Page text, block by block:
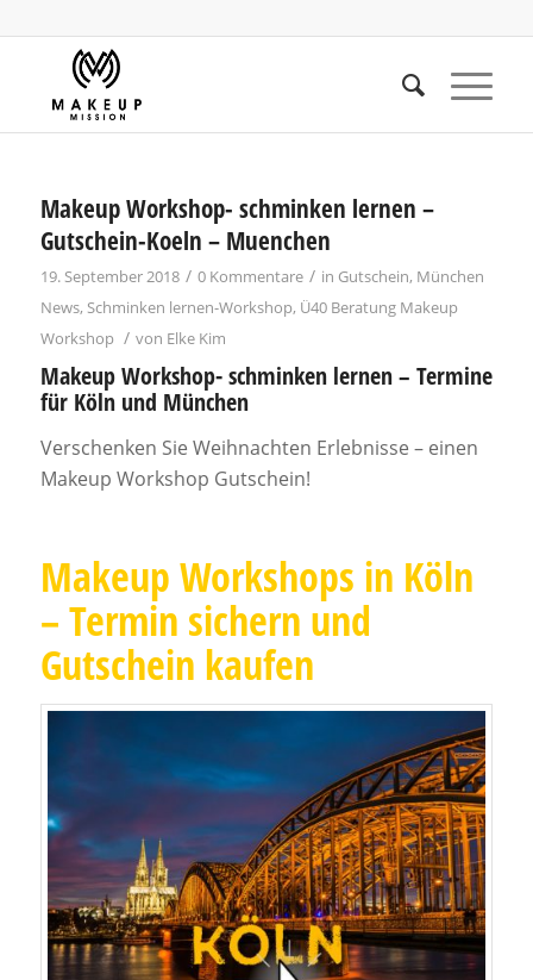
Makeup Workshop- schminken lernen –
Gutschein-Koeln – Muenchen
19. September 2018 / 0 Kommentare / in Gutschein, München
News, Schminken lernen-Workshop, Ü40 Beratung Makeup
Workshop / von Elke Kim
Makeup Workshop- schminken lernen – Termine
für Köln und München
Verschenken Sie Weihnachten Erlebnisse – einen
Makeup Workshop Gutschein!
Makeup Workshops in Köln
– Termin sichern und
Gutschein kaufen